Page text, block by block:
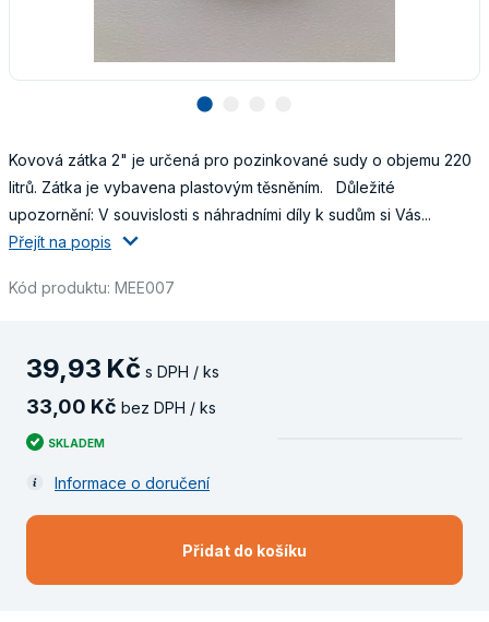
lens
Kovová zátka 2" je určená pro pozinkované sudy o objemu 220
litrů. Zátka je vybavena plastovým těsněním. Důležité
upozornění: V souvislosti s náhradními díly k sudům si Vás...
Přejít na popis
Kód produktu: MEE007
39,93 Kč s DPH / ks
33 00 Kč bez DPH / ks
SKLADEM
Informace o doručení
Přidat do košíku